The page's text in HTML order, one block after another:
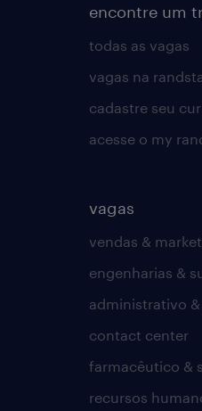
encontre um
todas as vagas
vagas na
cadastre seu
acesse o my
vagas
vendas &
engenharias &
administrativo
contact center
farmacêutico &
recursos